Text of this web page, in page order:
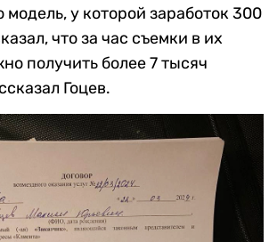
модель, у которой заработок 300
что за час съемки в их
получить более 7 тысяч
Гоцев.